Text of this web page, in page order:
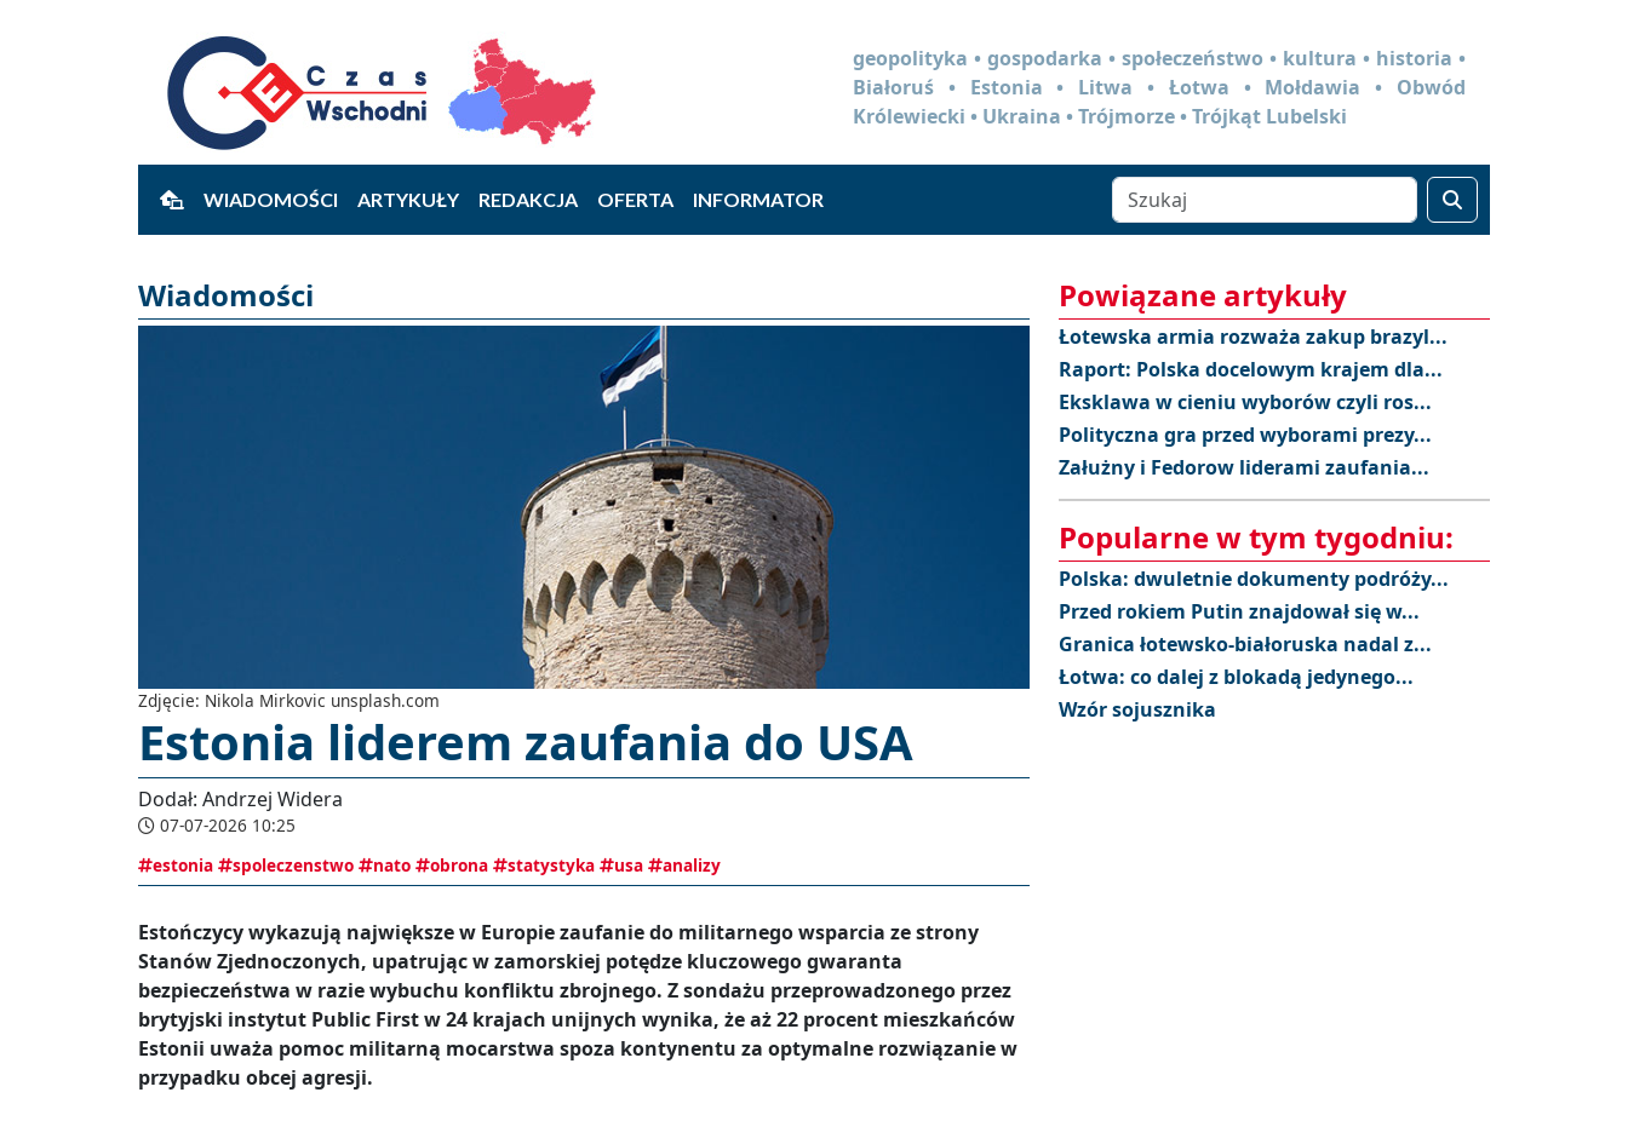
geopolityka • gospodarka • społeczeństwo • kultura • historia •
Białoruś • Estonia • Litwa • Łotwa • Mołdawia • Obwód
Królewiecki • Ukraina • Trójmorze • Trójkąt Lubelski
WIADOMOŚCI ARTYKUŁY REDAKCJA OFERTA INFORMATOR
Wiadomości
Zdjęcie: Nikola Mirkovic unsplash.com
Estonia liderem zaufania do USA
Dodał: Andrzej Widera
07-07-2026 10:25
estonia
spoleczenstwo nato obrona statystyka usa analizy
Estończycy wykazują największe w Europie zaufanie do militarnego wsparcia ze strony
Stanów Zjednoczonych, upatrując w zamorskiej potędze kluczowego gwaranta
bezpieczeństwa w razie wybuchu konfliktu zbrojnego. Z sondażu przeprowadzonego przez
brytyjski instytut Public First w 24 krajach unijnych wynika, że aż 22 procent mieszkańców
Estonii uważa pomoc militarną mocarstwa spoza kontynentu za optymalne rozwiązanie w
przypadku obcej agresji.
Powiązane artykuły
Łotewska armia rozważa zakup brazyl...
Raport: Polska docelowym krajem dla...
Eksklawa w cieniu wyborów czyli ros...
Polityczna gra przed wyborami prezy...
Załużny i Fedorow liderami zaufania...
Popularne w tym tygodniu:
Polska: dwuletnie dokumenty podróży...
Przed rokiem Putin znajdował się w...
Granica łotewsko-białoruska nadal z...
Łotwa: co dalej z blokadą jedynego...
Wzór sojusznika